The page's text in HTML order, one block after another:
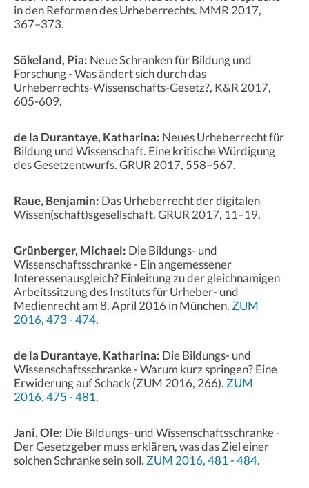
in den Reformen des Urheberrechts. MMR 2017,
367–373.
Sökeland, Pia: Neue Schranken für Bildung und
Forschung - Was ändert sich durch das
Urheberrechts-Wissenschafts-Gesetz?, K&R 2017,
605-609.
de la Durantaye, Katharina: Neues Urheberrecht für
Bildung und Wissenschaft. Eine kritische Würdigung
des Gesetzentwurfs. GRUR 2017, 558–567.
Raue, Benjamin: Das Urheberrecht der digitalen
Wissen(schaft)sgesellschaft. GRUR 2017, 11–19.
Grünberger, Michael: Die Bildungs- und
Wissenschaftsschranke - Ein angemessener
Interessenausgleich? Einleitung zu der gleichnamigen
Arbeitssitzung des Instituts für Urheber- und
Medienrecht am 8. April 2016 in München.ZUM
2016, 473 - 474.
de la Durantaye, Katharina: Die Bildungs- und
Wissenschaftsschranke - Warum kurz springen? Eine
Erwiderung auf Schack (ZUM 2016, 266).ZUM
2016, 475 - 481.
Jani, Ole: Die Bildungs- und Wissenschaftsschranke -
Der Gesetzgeber muss erklären, was das Ziel einer
solchen Schranke sein soll.ZUM 2016, 481 - 484.